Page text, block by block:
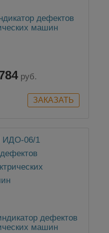
дефектов
машин
руб.
дефектов
машин